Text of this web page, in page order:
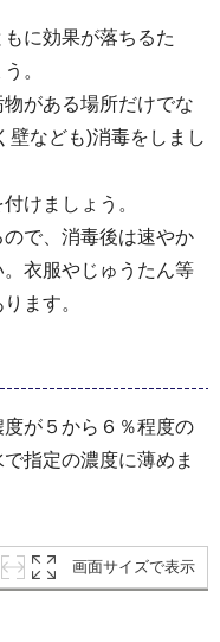
に効果が落ちるた
。
がある場所だけでな
壁なども)消毒をしまし
けましょう。
ので、消毒後は速やか
衣服やじゅうたん等
ます。
度が５から６％程度の
指定の濃度に薄めま
画面サイズで表示